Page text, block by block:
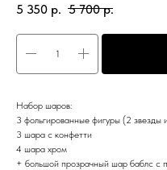
5 350 р. 5 700 р.
Набор шаров:
3 фольгированные фигуры (2 звезды
3 шара с конфетти
4 шара хром
+ большой прозрачный шар баблс с